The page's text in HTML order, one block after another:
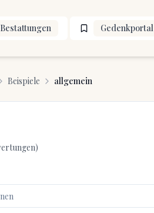
Bestattungen Gedenkportal
Beispiele allgemein